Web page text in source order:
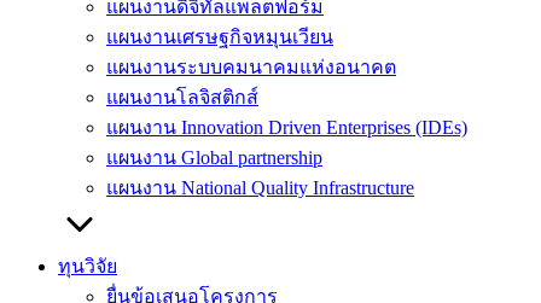
แผนงานดิจิทัลแพลตฟอร์ม
แผนงานเศรษฐกิจหมุนเวียน
แผนงานระบบคมนาคมแห่งอนาคต
แผนงานโลจิสติกส์
แผนงาน Innovation Driven Enterprises (IDEs)
แผนงาน Global partnership
แผนงาน National Quality Infrastructure
ทุนวิจัย
ยื่นข้อเสนอโครงการ